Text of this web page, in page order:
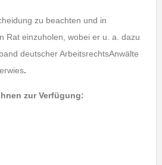
zu beachten und in
Rat einzuholen, wobei er u. a. dazu
deutscher ArbeitsrechtsAnwälte
.
zur Verfügung: